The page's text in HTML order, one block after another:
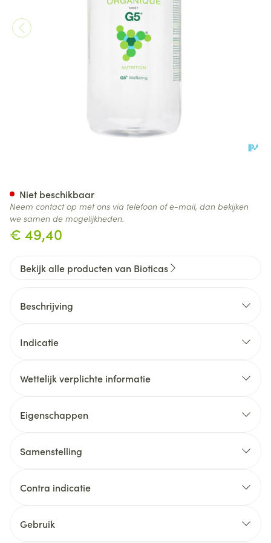
€ 49,40
Niet beschikbaar
Neem contact op met ons via telefoon of e-mail, dan bekijken
we samen de mogelijkheden.
Bekijk alle producten van Bioticas
Beschrijving
Indicatie
Wettelijk verplichte informatie
Eigenschappen
Samenstelling
Contra indicatie
Gebruik